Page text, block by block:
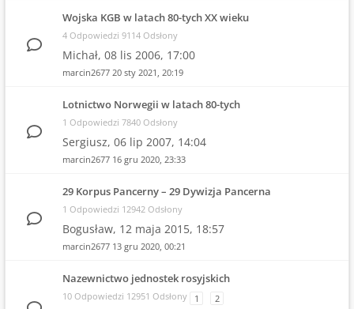
Wojska KGB w latach 80-tych XX wieku
4 Odpowiedzi 9114 Odsłony
Michał, 08 lis 2006, 17:00
marcin2677 20 sty 2021, 20:19
Lotnictwo Norwegii w latach 80-tych
1 Odpowiedzi 7840 Odsłony
Sergiusz, 06 lip 2007, 14:04
marcin2677 16 gru 2020, 23:33
29 Korpus Pancerny – 29 Dywizja Pancerna
1 Odpowiedzi 12942 Odsłony
Bogusław, 12 maja 2015, 18:57
marcin2677 13 gru 2020, 00:21
Nazewnictwo jednostek rosyjskich
10 Odpowiedzi 12951 Odsłony 1 2